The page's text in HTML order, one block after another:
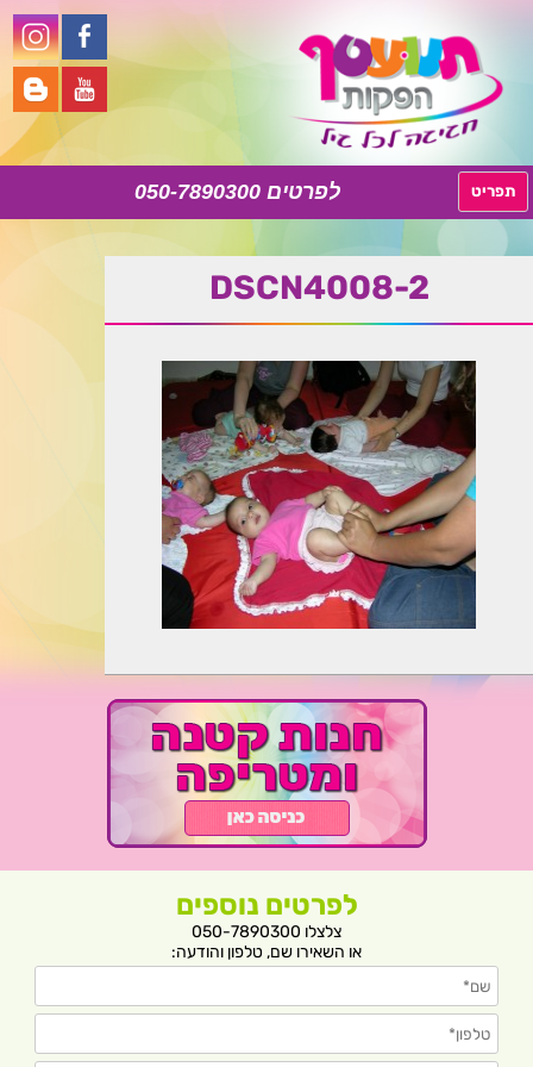
050-7890300 תפריט
לתוכן
DSCN4008-2
לפרטים נוספים
צלצלו 050-7890300
או השאירו שם, טלפון והודעה: